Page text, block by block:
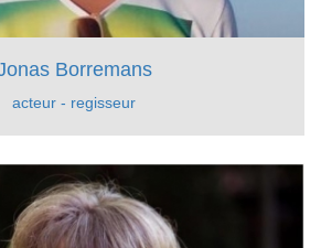
Borremans
acteur - regisseur